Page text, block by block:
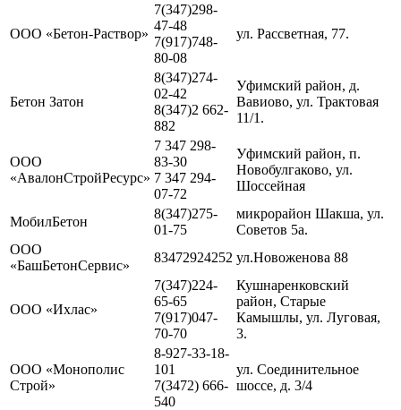
ООО «Бетон-Раствор»
7(347)298-
47-48
7(917)748-
80-08
ул. Рассветная, 77.
Бетон Затон
8(347)274-
02-42
8(347)2 662-
882
Уфимский район, д.
Вавиово, ул. Трактовая
11/1.
ООО
«АвалонСтройРесурс»
7 347 298-
83-30
7 347 294-
07-72
Уфимский район, п.
Новобулгаково, ул.
Шоссейная
МобилБетон
8(347)275-
01-75
микрорайон Шакша, ул.
Советов 5а.
ООО
«БашБетонСервис»
83472924252 ул.Новоженова 88
ООО «Ихлас»
7(347)224-
65-65
7(917)047-
70-70
Кушнаренковский
район, Старые
Камышлы, ул. Луговая,
3.
ООО «Монополис
Строй»
8-927-33-18-
101
7(3472) 666-
540
ул. Соединительное
шоссе, д. 3/4